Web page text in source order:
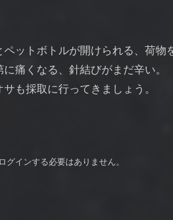
ットボトルが開けられる、荷物
痛くなる、針結びがまだ辛い。
も採取に行ってきましょう。
インする必要はありません。